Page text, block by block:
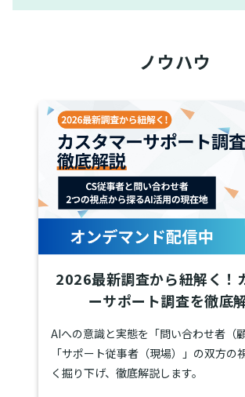
ノウハウ
2026最新調査から紐解く！
ーサポート調査を徹底
AIへの意識と実態を「問い合わせ者（
「サポート従事者（現場）」の双方の
く掘り下げ、徹底解説します。